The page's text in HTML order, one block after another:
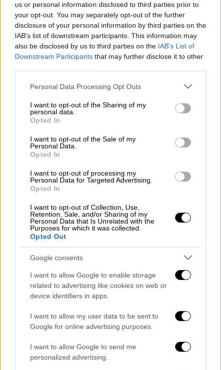
us or personal information disclosed to third parties prior to
your opt-out. You may separately opt-out of the further
disclosure of your personal information by third parties on the
IAB’s list of downstream participants. This information may
also be disclosed by us to third parties on the IAB’s List of
Downstream Participants that may further disclose it to other
Please note that this website/app uses one or more Google
not limited to your visit or usage behaviour. You may click to
grant or deny consent to Google and its third-party tags to
use your data for below specified purposes in below Google
consent section.
Personal Data Processing Opt Outs
I want to opt-out of the Sharing of my
personal data.
Opted In
I want to opt-out of the Sale of my
Personal Data.
Opted In
I want to opt-out of processing my
Personal Data for Targeted Advertising.
Opted In
I want to opt-out of Collection, Use,
Retention, Sale, and/or Sharing of my
Personal Data that Is Unrelated with the
Purposes for which it was collected.
Opted Out
Google consents
I want to allow Google to enable storage
related to advertising like cookies on web or
device identifiers in apps.
I want to allow my user data to be sent to
Google for online advertising purposes.
I want to allow Google to send me
personalized advertising.
Νεκρή εντοπίστηκε μίαγυναίκα, σε
ακάλυπτο χώρο πολυκατοικίας,στο κέντρο
της Αθήνας το πρωί της Παρασκευής (17/04).
Για την υπόθεση, σύμφωνα με τις πρώτες
πληροφορίες,έχει προσαχθεί ένας άνδρας
που βρισκόταν μαζί της σε διαμέρισμα
Όπως φαίνεται,
οι δυο τους γνωρίζονταν
κανονίσει ραντεβού.
ΕΘΝΟΣ θα παρεμβαίνει και τα προσβλητικά σχόλια θα